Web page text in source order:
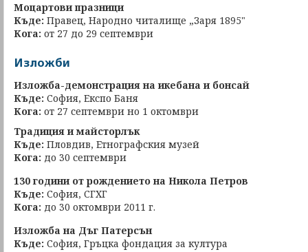
Моцартови празници
Къде: Правец, Народно читалище „Заря 1895"
Кога: от 27 до 29 септември
Изложби
Изложба-демонстрация на икебана и бонсай
Къде: София, Експо Баня
Кога: от 27 септември но 1 октомври
Традиция и майсторлък
Къде: Пловдив, Етнографския музей
Кога: до 30 септември
130 години от рождението на Никола Петров
Къде: София, СГХГ
Кога: до 30 октомври 2011 г.
Изложба на Дъг Патерсън
Къде: София, Гръцка фондация за култура